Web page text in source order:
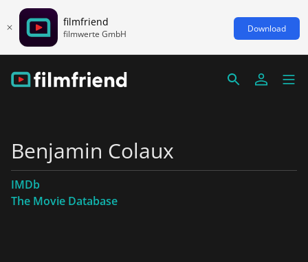
filmfriend
filmwerte GmbH Download
Benjamin Colaux
IMDb
The Movie Database